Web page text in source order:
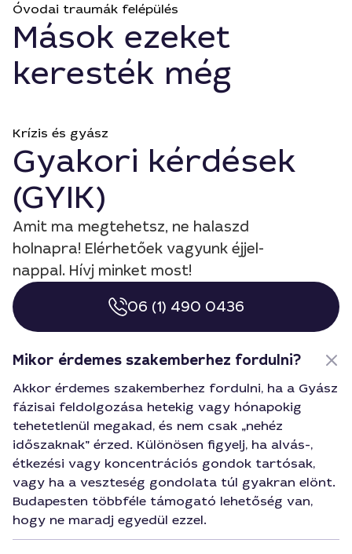
Óvodai traumák felépülés
Mások ezeket
keresték még
Krízis és gyász
Gyakori kérdések
(GYIK)
Amit ma megtehetsz, ne halaszd
holnapra! Elérhetőek vagyunk éjjel-
nappal. Hívj minket most!
06 (1) 490 0436
Mikor érdemes szakemberhez fordulni?
Akkor érdemes szakemberhez fordulni, ha a Gyász
fázisai feldolgozása hetekig vagy hónapokig
tehetetlenül megakad, és nem csak „nehéz
időszaknak” érzed. Különösen figyelj, ha alvás-,
étkezési vagy koncentrációs gondok tartósak,
vagy ha a veszteség gondolata túl gyakran elönt.
Budapesten többféle támogató lehetőség van,
hogy ne maradj egyedül ezzel.